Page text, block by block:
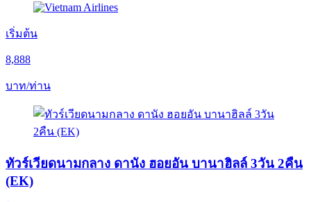
เริ่มต้น
8,888
บาท/ท่าน
ทัวร์เวียดนามกลาง ดานัง ฮอยอัน บานาฮิลล์ 3วัน 2คืน
(EK)